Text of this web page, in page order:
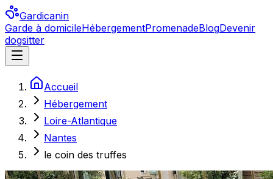
Gardicanin
Garde à domicileHébergementPromenadeBlogDevenir
dogsitter
Accueil
Hébergement
Loire-Atlantique
Nantes
le coin des truffes